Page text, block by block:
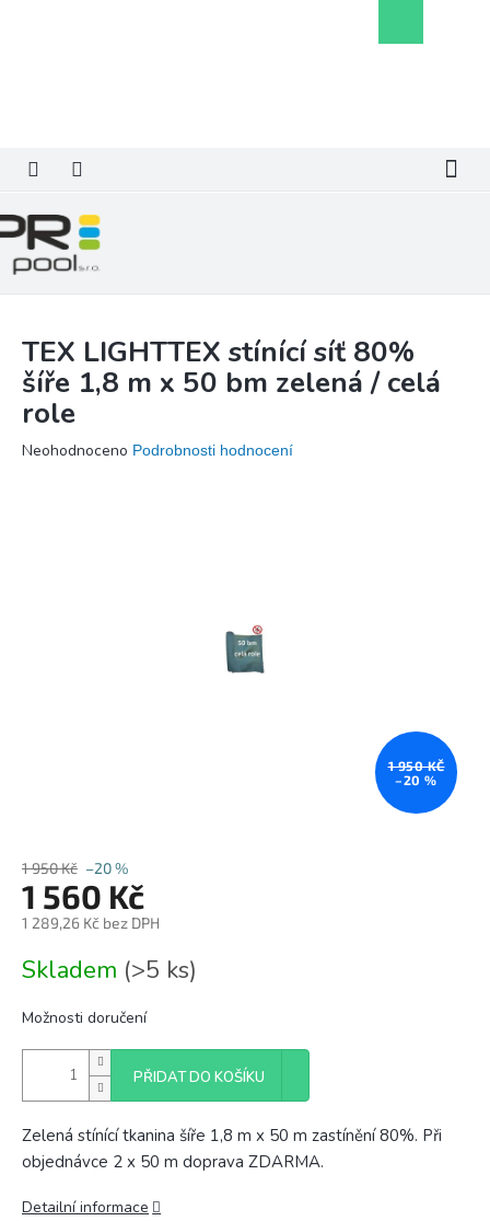
košík
TEX LIGHTTEX stínící síť 80%
šíře 1,8 m x 50 bm zelená / celá
role
Průměrné
Neohodnoceno Podrobnosti hodnocení
1 950 KČ
–20 %
1 950 Kč –20 %
1 560 Kč
1 289,26 Kč bez DPH
cena:
Skladem (>5 ks)
Možnosti doručení
PŘIDAT DO KOŠÍKU
Zelená stínící tkanina šíře 1,8 m x 50 m zastínění 80%. Při
objednávce 2 x 50 m doprava ZDARMA.
Detailní informace